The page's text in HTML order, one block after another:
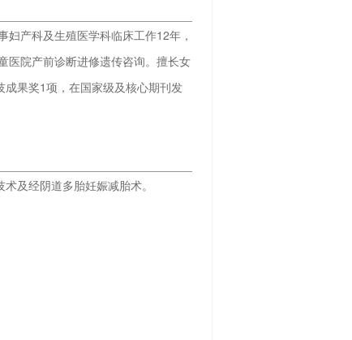
产科及生殖医学科临床工作12年，
医院产前诊断进修遗传咨询。擅长女
果奖1项，在国家级及核心期刊发
及经阴道多胎妊娠减胎术。